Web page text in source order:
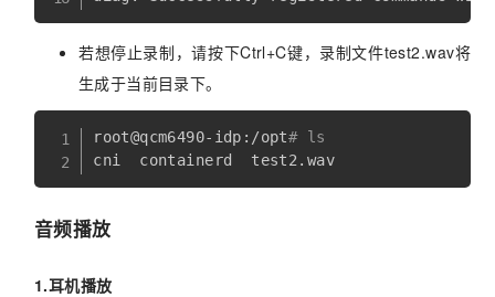
若想停止录制，请按下Ctrl+C键，录制文件test2.wav将
生成于当前目录下。
root@qcm6490-idp:/opt# ls
音频播放
1.耳机播放